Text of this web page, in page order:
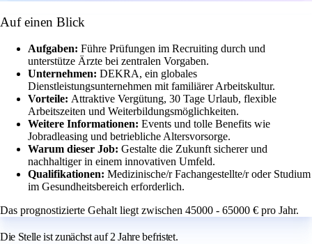
Auf einen Blick
Aufgaben: Führe Prüfungen im Recruiting durch und
unterstütze Ärzte bei zentralen Vorgaben.
Unternehmen: DEKRA, ein globales
Dienstleistungsunternehmen mit familiärer Arbeitskultur.
Vorteile: Attraktive Vergütung, 30 Tage Urlaub, flexible
Arbeitszeiten und Weiterbildungsmöglichkeiten.
Weitere Informationen: Events und tolle Benefits wie
Jobradleasing und betriebliche Altersvorsorge.
Warum dieser Job: Gestalte die Zukunft sicherer und
nachhaltiger in einem innovativen Umfeld.
Qualifikationen: Medizinische/r Fachangestellte/r oder Studium
im Gesundheitsbereich erforderlich.
Das prognostizierte Gehalt liegt zwischen 45000 - 65000 € pro Jahr.
Die Stelle ist zunächst auf 2 Jahre befristet.